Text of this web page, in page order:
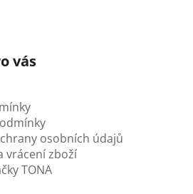
vás
osobních údajů
vrácení zboží
TONA